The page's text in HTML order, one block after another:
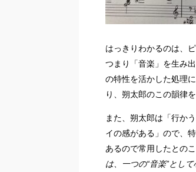
はっきりわかるのは、
つまり「音楽」を生み
の特性を活かした処理
り、朔太郎のこの韻律
また、朔太郎は「行か
イの感がある」ので、
あるので常用したとの
は、一つの“音楽”とし